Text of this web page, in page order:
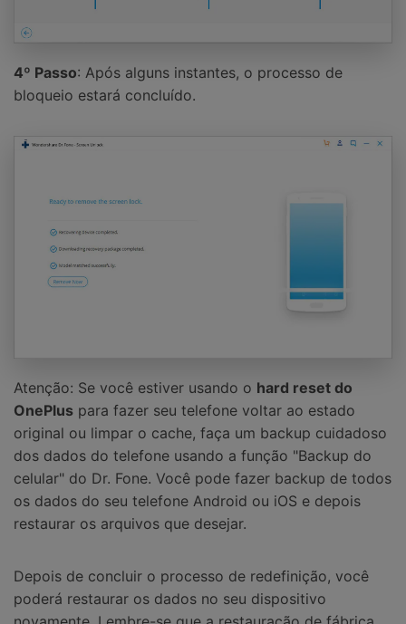
4º Passo: Após alguns instantes, o processo de
bloqueio estará concluído.
Atenção: Se você estiver usando o hard reset do
OnePlus para fazer seu telefone voltar ao estado
original ou limpar o cache, faça um backup cuidadoso
dos dados do telefone usando a função "Backup do
celular" do Dr. Fone. Você pode fazer backup de todos
os dados do seu telefone Android ou iOS e depois
restaurar os arquivos que desejar.
Depois de concluir o processo de redefinição, você
poderá restaurar os dados no seu dispositivo